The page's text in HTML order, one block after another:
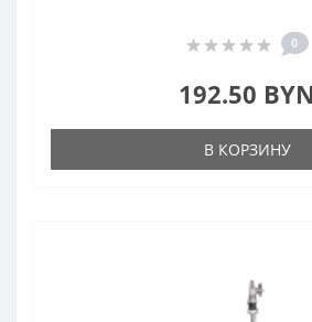
0
192.50 BYN
В КОРЗИНУ